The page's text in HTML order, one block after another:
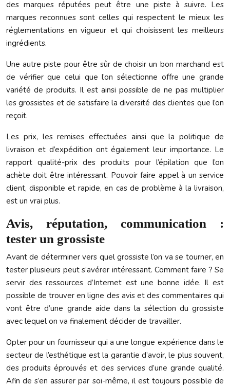
des marques réputées peut être une piste à suivre. Les
marques reconnues sont celles qui respectent le mieux les
réglementations en vigueur et qui choisissent les meilleurs
ingrédients.
Une autre piste pour être sûr de choisir un bon marchand est
de vérifier que celui que l’on sélectionne offre une grande
variété de produits. Il est ainsi possible de ne pas multiplier
les grossistes et de satisfaire la diversité des clientes que l’on
reçoit.
Les prix, les remises effectuées ainsi que la politique de
livraison et d’expédition ont également leur importance. Le
rapport qualité-prix des produits pour l’épilation que l’on
achète doit être intéressant. Pouvoir faire appel à un service
client, disponible et rapide, en cas de problème à la livraison,
est un vrai plus.
Avis, réputation, communication :
tester un grossiste
Avant de déterminer vers quel grossiste l’on va se tourner, en
tester plusieurs peut s’avérer intéressant. Comment faire ? Se
servir des ressources d’Internet est une bonne idée. Il est
possible de trouver en ligne des avis et des commentaires qui
vont être d’une grande aide dans la sélection du grossiste
avec lequel on va finalement décider de travailler.
Opter pour un fournisseur qui a une longue expérience dans le
secteur de l’esthétique est la garantie d’avoir, le plus souvent,
des produits éprouvés et des services d’une grande qualité.
Afin de s’en assurer par soi-même, il est toujours possible de